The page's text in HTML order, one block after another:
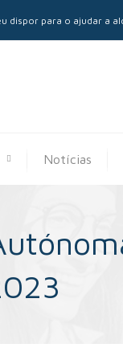
dispor para o ajudar a
Notícias